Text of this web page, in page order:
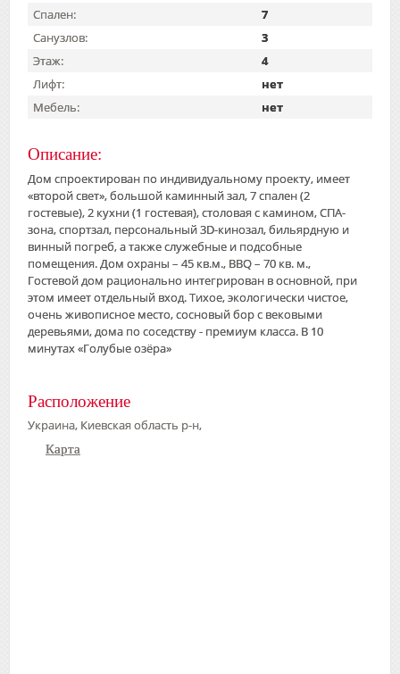
Спален:
7
Санузлов:
3
Этаж:
4
Лифт:
нет
Мебель:
нет
Описание:
Дом спроектирован по индивидуальному проекту, имеет
«второй свет», большой каминный зал, 7 спален (2
гостевые), 2 кухни (1 гостевая), столовая с камином, СПА-
зона, спортзал, персональный 3D-кинозал, бильярдную и
винный погреб, а также служебные и подсобные
помещения.Дом охраны – 45 кв.м., BBQ– 70 кв. м.,
Гостевой дом рационально интегрирован в основной, при
этом имеет отдельный вход. Тихое, экологически чистое,
очень живописное место, сосновый бор с вековыми
деревьями, дома по соседству - премиум класса. В 10
минутах «Голубые озёра»
Расположение
Украина, Киевская область р-н,
Карта